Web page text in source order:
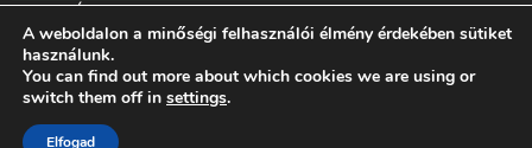
„Az Új Ember katolikus hetilap 2014. évi működésének
támogatását az EGYH-KCP-14-P-0121 sz. támogatási
szerződés keretében 3 000 000 Ft összegben támogatta az
Emberi Erőforrások Minisztériuma.”
© 2026 Magyar Kurír - Új Ember
A weboldalon a minőségi felhasználói élmény érdekében sütiket
használunk.
You can find out more about which cookies we are using or
switch them off in settings.
Elfogad